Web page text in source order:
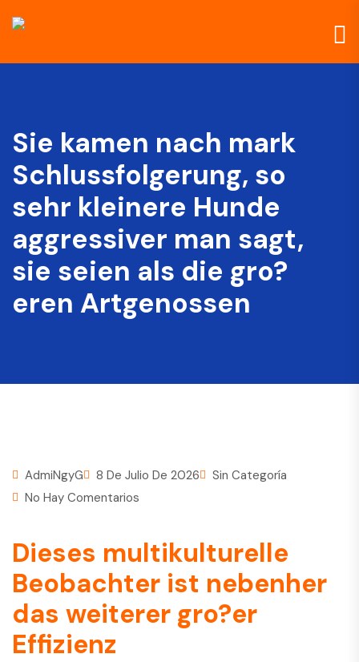
Sie kamen nach mark
Schlussfolgerung, so
sehr kleinere Hunde
aggressiver man sagt,
sie seien als die gro?
eren Artgenossen
AdmiNgyG 8 De Julio De 2026
Sin Categoría
No Hay Comentarios
Dieses multikulturelle
Beobachter ist nebenher
das weiterer gro?er
Effizienz